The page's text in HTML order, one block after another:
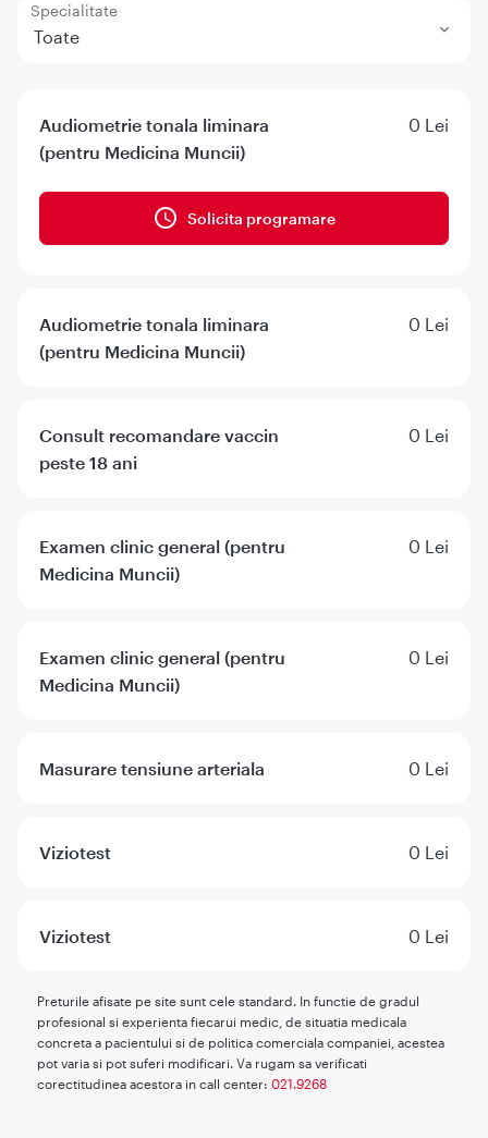
Specialitate
Toate
Audiometrie tonala liminara
(pentru Medicina Muncii)
0 Lei
Solicita programare
Audiometrie tonala liminara
(pentru Medicina Muncii)
0 Lei
Consult recomandare vaccin
peste 18 ani
0 Lei
Examen clinic general (pentru
Medicina Muncii)
0 Lei
Examen clinic general (pentru
Medicina Muncii)
0 Lei
Masurare tensiune arteriala 0 Lei
Viziotest 0 Lei
Viziotest 0 Lei
Preturile afisate pe site sunt cele standard. In functie de gradul
profesional si experienta fiecarui medic, de situatia medicala
concreta a pacientului si de politica comerciala companiei, acestea
pot varia si pot suferi modificari. Va rugam sa verificati
corectitudinea acestora in call center: 021.9268